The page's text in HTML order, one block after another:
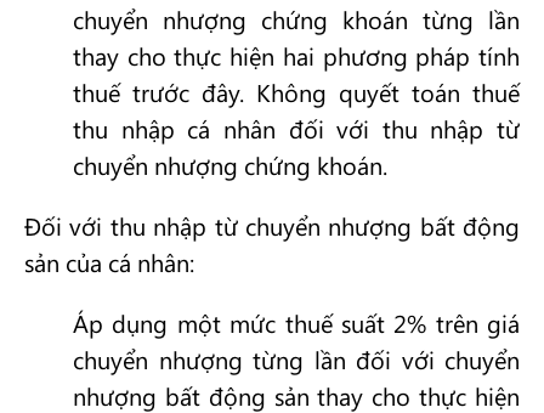
chuyển nhượng chứng khoán từng lần
thay cho thực hiện hai phương pháp tính
thuế trước đây. Không quyết toán thuế
thu nhập cá nhân đối với thu nhập từ
chuyển nhượng chứng khoán.
Đối với thu nhập từ chuyển nhượng bất động
sản của cá nhân:
Áp dụng một mức thuế suất 2% trên giá
chuyển nhượng từng lần đối với chuyển
nhượng bất động sản thay cho thực hiện